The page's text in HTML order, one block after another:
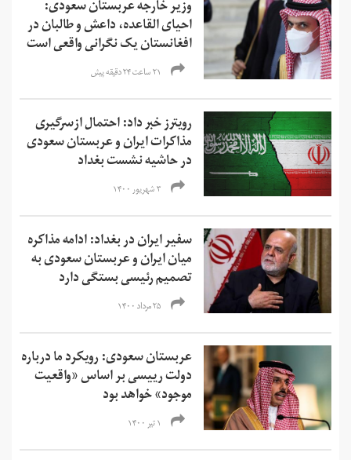
وزیر خارجه عربستان سعودی:
احیای القاعده،‌ داعش و طالبان در
افغانستان یک نگرانی واقعی است
۲۱ ساعت ۲۴ دقیقه پیش
رویترز خبر داد: احتمال ازسرگیری
مذاکرات ایران و عربستان سعودی
در حاشیه نشست بغداد
۳ شهریور ۱۴۰۰
سفیر ایران در بغداد: ادامه مذاکره
میان ایران و عربستان سعودی به
تصمیم رئيسی بستگی دارد
۲۵ مرداد ۱۴۰۰
عربستان سعودی: رویکرد ما درباره
دولت رییسی بر اساس «واقعیت
موجود» خواهد بود
۱ تیر ۱۴۰۰